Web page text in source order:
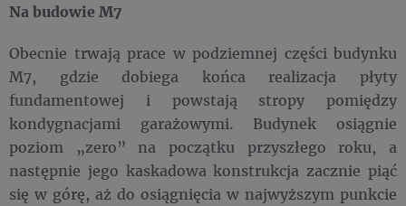
Na budowie M7
Obecnie trwają prace w podziemnej części budynku
M7, gdzie dobiega końca realizacja płyty
fundamentowej i powstają stropy pomiędzy
kondygnacjami garażowymi. Budynek osiągnie
poziom „zero” na początku przyszłego roku, a
następnie jego kaskadowa konstrukcja zacznie piąć
się w górę, aż do osiągnięcia w najwyższym punkcie